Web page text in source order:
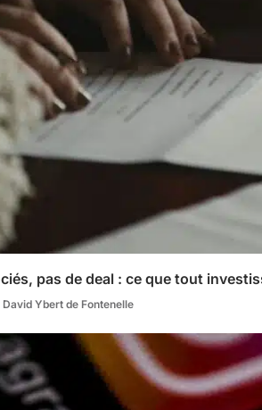
pas de deal : ce que tout
David Ybert de Fontenelle